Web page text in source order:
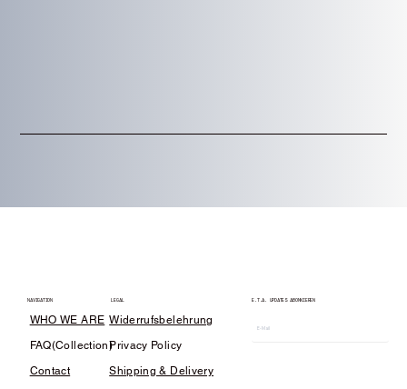
NAVIGATION
WHO WE ARE
FAQ(Collection)
Contact
Widerrufsbelehrung
Privacy Policy
Shipping & Delivery
LEGAL E.T.A. UPDATES ABONNIEREN